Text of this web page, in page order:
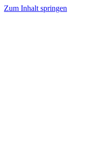
Zum Inhalt springen